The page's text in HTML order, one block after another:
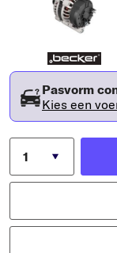
Pasvorm
Kies een